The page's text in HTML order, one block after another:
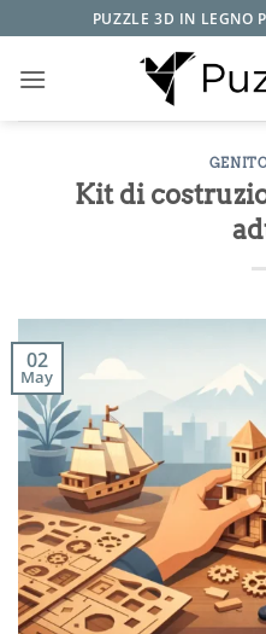
ai
contenuti
PUZZLE 3D IN LEGNO
Kit di
02
May